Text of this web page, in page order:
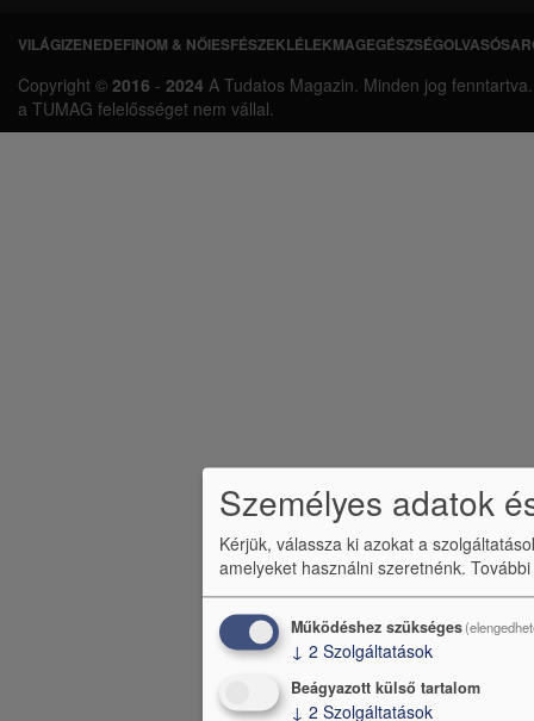
L
á
VILÁGIZENEDEFINOM & NŐIESFÉSZEKLÉLEKMAGEGÉSZSÉG
Copyright © 2016 - 2024 A Tudatos Magazin. Minden jog
a TUMAG felelősséget nem vállal.
Személyes adatok
Kérjük, válassza ki azokat a
amelyeket használni szeretnénk.
Működéshez szükséges
↓ 2 Szolgáltatások
Beágyazott külső tartalom
↓ 2 Szolgáltatások